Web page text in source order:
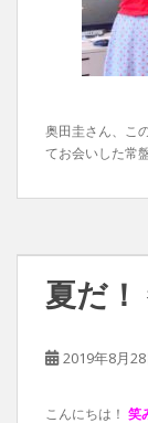
奥田圭さん、こ
てお会いした常
夏だ
2019年8月28
こんにちは！ 笑